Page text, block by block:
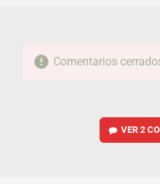
Comentarios
VER2